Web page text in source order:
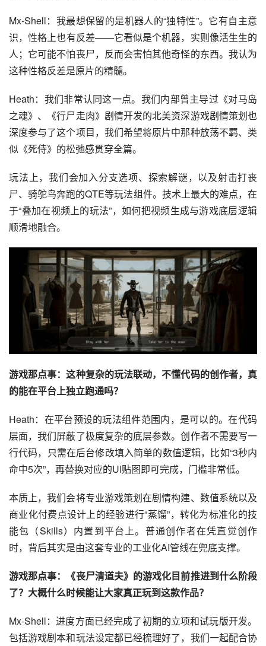
Mx-Shell：我最想保留的是机器人的“独特性”。它有自主意
识，性格上也有反差——它看似是个机器，实则像活生生的
人；它可能不怕丧尸，反而会害怕其他奇怪的东西。我认为
这种性格反差是原片的精髓。
Heath：我们非常认同这一点。我们内部曾主导过《对马岛
之魂》、《行尸走肉》剧情开发的北美资深游戏剧情策划也
深度参与了这个项目，我们希望将原片中那种放荡不羁、类
似《死侍》的松弛感贯穿全篇。
玩法上，我们会加入分支选项、探索解谜，以及射击打丧
尸、骑鸵鸟奔跑的QTE等玩法组件。技术上最大的难点，在
于“叠加在视频上的玩法”，如何把视频生成与游戏底层逻辑
顺滑地融合。
游戏那点事：这种复杂的玩法联动，不懂代码的创作者，真
的能在平台上独立跑通吗？
Heath：在平台预设的玩法组件范围内，是可以的。在代码
层面，我们屏蔽了极度复杂的底层参数。创作者不需要写一
行代码，只需在后台修改填入简单的数值逻辑，比如“3秒内
命中5次”，再替换对应的UI贴图即可完成，门槛非常低。
本质上，我们会将专业游戏策划在剧情构建、数值系统以及
商业化付费点设计上的经验进行“蒸馏”，转化为标准化的技
能包（Skills）内置到平台上。普通创作者在凭直觉创作
时，背后其实是由这套专业的工业化AI管线在兜底支撑。
游戏那点事：《丧尸清道夫》的游戏化目前推进到什么阶段
了？大概什么时候能让大家真正玩到这款作品？
Mx-Shell：进度方面已经完成了初期的立项和试玩版开发。
包括游戏剧本和玩法设定都已经梳理好了，我们一起配合协